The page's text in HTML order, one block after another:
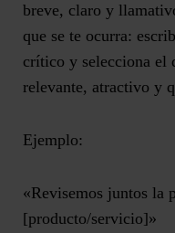
breve, claro y
que se te ocurra:
crítico y selecciona el
relevante, atractivo y
Ejemplo:
«Revisemos juntos la
[producto/servicio]»